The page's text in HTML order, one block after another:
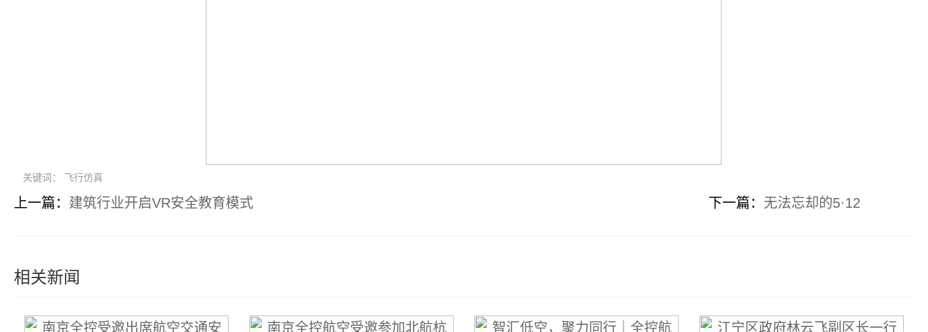
关键词： 飞行仿真
上一篇： 建筑行业开启VR安全教育模式 下一篇： 无法忘却的5·12
相关新闻